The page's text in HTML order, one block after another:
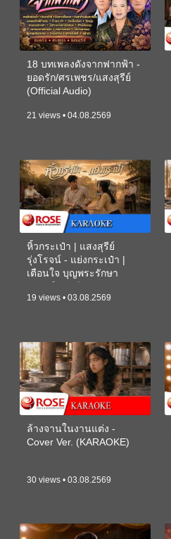
18 บทเพลงดังจากฟากฟ้า -
ยอดรัก/ศรเพชร/แสงสุรีย์
(Official Audio)
21 views • 04.08.2569
หิ้วกระเป๋า | แสงสุรีย์
รุ่งโรจน์ - แย่งกระเป๋า |
เตือนใจ บุญพระรักษา
19 views • 03.08.2569
ล้างจานในงานแต่ง -
Cover Ver. (KARAOKE)
30 views • 03.08.2569